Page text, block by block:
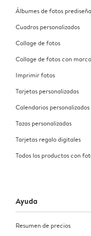
Álbumes de fotos
Cuadros personalizados
Collage de fotos
Collage de fotos con marco
Imprimir fotos
Tarjetas personalizadas
Calendarios personalizados
Tazas personalizadas
Tarjetas regalo digitales
Todos los productos con
Ayuda
Resumen de precios